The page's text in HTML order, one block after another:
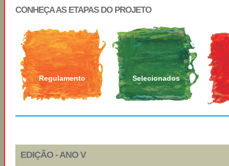
CONHEÇA AS ETAPAS DO PROJETO
Regulamento Selecionados
EDIÇÃO - ANO V